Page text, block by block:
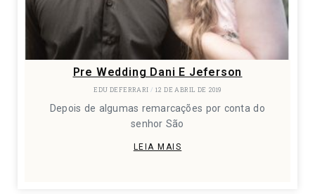
Pre Wedding Dani E Jeferson
EDU DEFERRARI 12 DE ABRIL DE 2019
Depois de algumas remarcações por conta do
senhor São
LEIA MAIS